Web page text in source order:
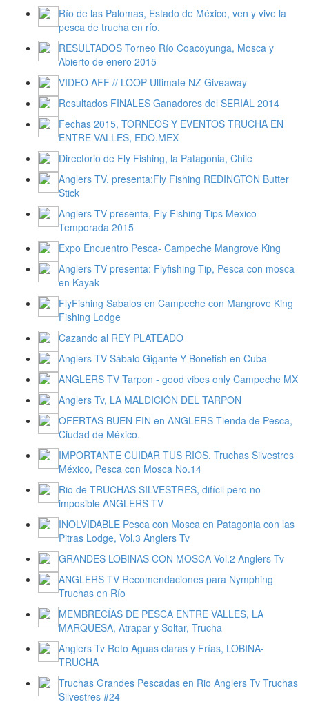
Río de las Palomas, Estado de México, ven y vive la
pesca de trucha en río.
RESULTADOS Torneo Río Coacoyunga, Mosca y
Abierto de enero 2015
VIDEO AFF // LOOP Ultimate NZ Giveaway
Resultados FINALES Ganadores del SERIAL 2014
Fechas 2015, TORNEOS Y EVENTOS TRUCHA EN
ENTRE VALLES, EDO.MEX
Directorio de Fly Fishing, la Patagonia, Chile
Anglers TV, presenta:Fly Fishing REDINGTON Butter
Stick
Anglers TV presenta, Fly Fishing Tips Mexico
Temporada 2015
Expo Encuentro Pesca- Campeche Mangrove King
Anglers TV presenta: Flyfishing Tip, Pesca con mosca
en Kayak
FlyFishing Sabalos en Campeche con Mangrove King
Fishing Lodge
Cazando al REY PLATEADO
Anglers TV Sábalo Gigante Y Bonefish en Cuba
ANGLERS TV Tarpon - good vibes only Campeche MX
Anglers Tv, LA MALDICIÓN DEL TARPON
OFERTAS BUEN FIN en ANGLERS Tienda de Pesca,
Ciudad de México.
IMPORTANTE CUIDAR TUS RIOS, Truchas Silvestres
México, Pesca con Mosca No.14
Rio de TRUCHAS SILVESTRES, difícil pero no
imposible ANGLERS TV
INOLVIDABLE Pesca con Mosca en Patagonia con las
Pitras Lodge, Vol.3 Anglers Tv
GRANDES LOBINAS CON MOSCA Vol.2 Anglers Tv
ANGLERS TV Recomendaciones para Nymphing
Truchas en Río
MEMBRECÍAS DE PESCA ENTRE VALLES, LA
MARQUESA, Atrapar y Soltar, Trucha
Anglers Tv Reto Aguas claras y Frías, LOBINA-
TRUCHA
Truchas Grandes Pescadas en Rio Anglers Tv Truchas
Silvestres #24